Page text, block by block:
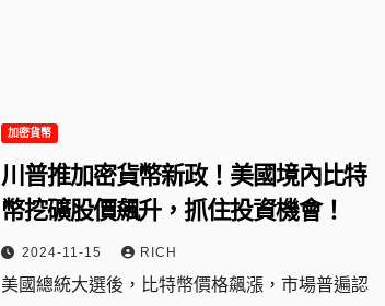
加密貨幣
川普推加密貨幣新政！美國境內比特
幣挖礦股價飆升，抓住投資機會！
2024-11-15 RICH
美國總統大選後，比特幣價格飆漲，市場普遍認